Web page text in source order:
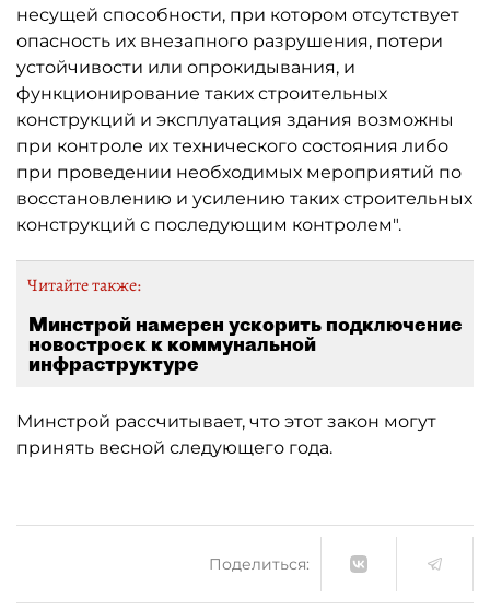
несущей способности, при котором отсутствует
опасность их внезапного разрушения, потери
устойчивости или опрокидывания, и
функционирование таких строительных
конструкций и эксплуатация здания возможны
при контроле их технического состояния либо
при проведении необходимых мероприятий по
восстановлению и усилению таких строительных
конструкций с последующим контролем".
Читайте также:
Минстрой намерен ускорить подключение
новостроек к коммунальной
инфраструктуре
Минстрой рассчитывает, что этот закон могут
принять весной следующего года.
Поделиться: